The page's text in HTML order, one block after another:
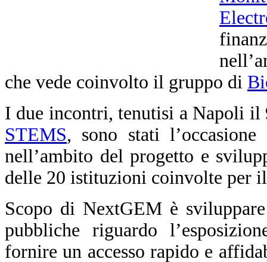
che vede coinvolto il gruppo di
I due incontri, tenutisi a Napoli il
STEMS, sono stati
nell’ambito del progetto e
delle 20 istituzioni coinvolte per
Scopo di NextGEM è
pubbliche riguardo
fornire un accesso rapido e